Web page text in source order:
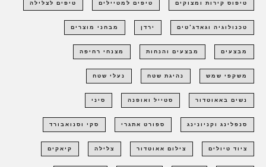
טיפוס קירות ומצוקים טיפים למטיילים טיפים לצלילה
טכנולוגיה וגאדג'טים ירדן מבחני מוצרים
מבצעים מבצעים והנחות מצנחי רחיפה
משקפי שמש נהיגת שטח נעלי שטח
נשים באאוטדור סטייל ואופנה סיני
סנפלינג וקניונינג ספורט אתגרי סקי וסנואבורד
ציוד טיולים צילום אאוטדור צלילה קיאקים